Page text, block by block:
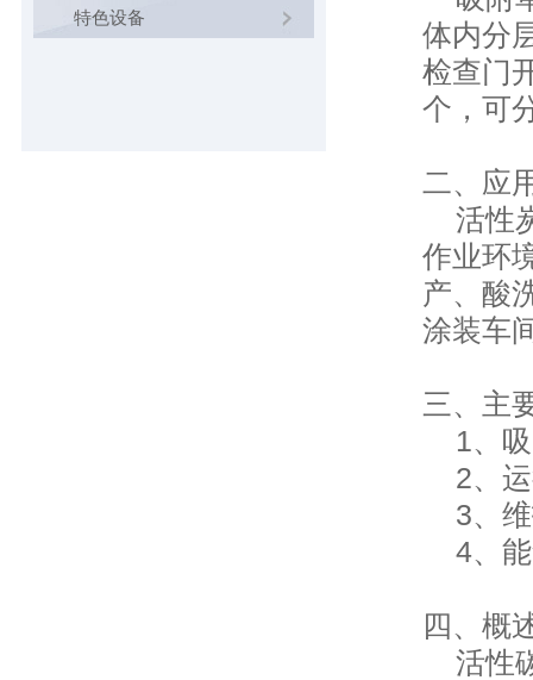
特色设备
体内分
检查门
个，可
二、应
活性
作业环
产、酸
涂装车
三、主
1、吸
2、运
3、维
4、能
四、概
活性